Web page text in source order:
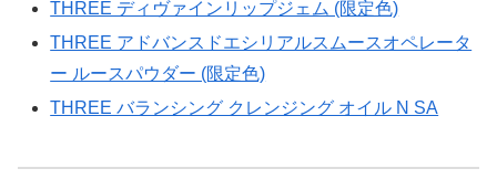
THREE ディヴァインリップジェム (限定色)
THREE アドバンスドエシリアルスムースオペレータ
ー ルースパウダー (限定色)
THREE バランシング クレンジング オイル N SA